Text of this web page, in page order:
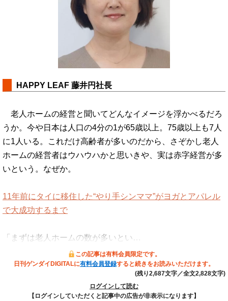
HAPPY LEAF 藤井円社長
老人ホームの経営と聞いてどんなイメージを浮かべるだろ
うか。今や日本は人口の4分の1が65歳以上。75歳以上も7人
に1人いる。これだけ高齢者が多いのだから、さぞかし老人
ホームの経営者はウハウハかと思いきや、実は赤字経営が多
いという。なぜか。
11年前にタイに移住した“やり手シンママ”がヨガとアパレル
で大成功するまで
「まずは老人ホームの数が多いとい…
この記事は有料会員限定です。
日刊ゲンダイDIGITALに有料会員登録すると続きをお読みいただけます。
(残り2,687文字／全文2,828文字)
ログインして読む
【ログインしていただくと記事中の広告が非表示になります】